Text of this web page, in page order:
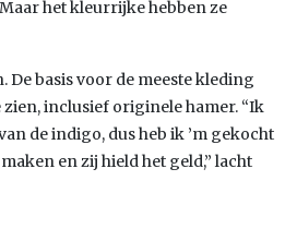
het kleurrijke hebben ze
basis voor de meeste kleding
inclusief originele hamer. “Ik
de indigo, dus heb ik ’m gekocht
en zij hield het geld,” lacht